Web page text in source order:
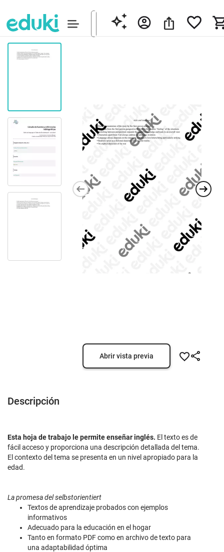
Abrir vista previa
Descripción
Esta hoja de trabajo le permite enseñar inglés. El texto es de
fácil acceso y proporciona una descripción detallada del tema.
El contexto del tema se presenta en un nivel apropiado para la
edad.
La promesa del selbstorientiert
Textos de aprendizaje probados con ejemplos
informativos
Adecuado para la educación en el hogar
Tanto en formato PDF como en archivo de texto para
una adaptabilidad óptima